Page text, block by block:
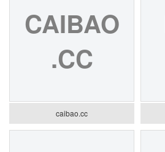
CAIBAO
.CC
caibao.cc